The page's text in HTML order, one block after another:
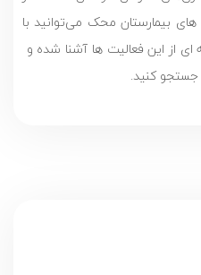
بیمارستان محک می‌توانید با
از این فعالیت ها آشنا شده و
جستجو کنید.